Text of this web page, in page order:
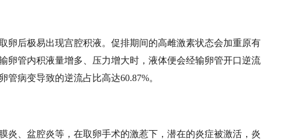
卵后极易出现宫腔积液。促排期间的高雌激素状态会加重原有
卵管内积液量增多、压力增大时，液体便会经输卵管开口逆流
管病变导致的逆流占比高达60.87%。
炎、盆腔炎等，在取卵手术的激惹下，潜在的炎症被激活，炎